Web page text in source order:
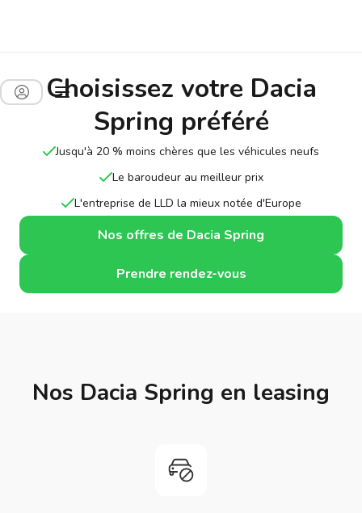
Choisissez votre Dacia
Spring préféré
Jusqu'à 20 % moins chères que les véhicules neufs
Le baroudeur au meilleur prix
L'entreprise de LLD la mieux notée d'Europe
Nos offres de Dacia Spring
Prendre rendez-vous
Nos Dacia Spring en leasing